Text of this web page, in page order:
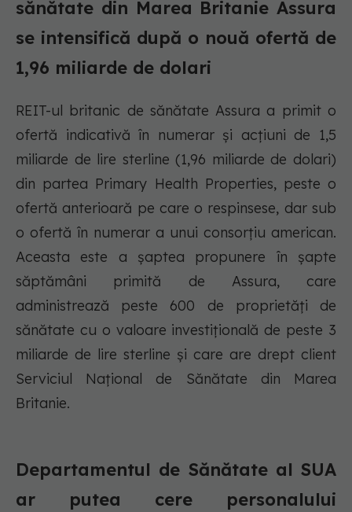
sănătate din Marea Britanie Assura
se intensifică după o nouă ofertă de
1,96 miliarde de dolari
REIT-ul britanic de sănătate Assura a primit o
ofertă indicativă în numerar și acțiuni de 1,5
miliarde de lire sterline (1,96 miliarde de dolari)
din partea Primary Health Properties, peste o
ofertă anterioară pe care o respinsese, dar sub
o ofertă în numerar a unui consorțiu american.
Aceasta este a șaptea propunere în șapte
săptămâni primită de Assura, care
administrează peste 600 de proprietăți de
sănătate cu o valoare investițională de peste 3
miliarde de lire sterline și care are drept client
Serviciul Național de Sănătate din Marea
Britanie.
Departamentul de Sănătate al SUA
ar putea cere personalului